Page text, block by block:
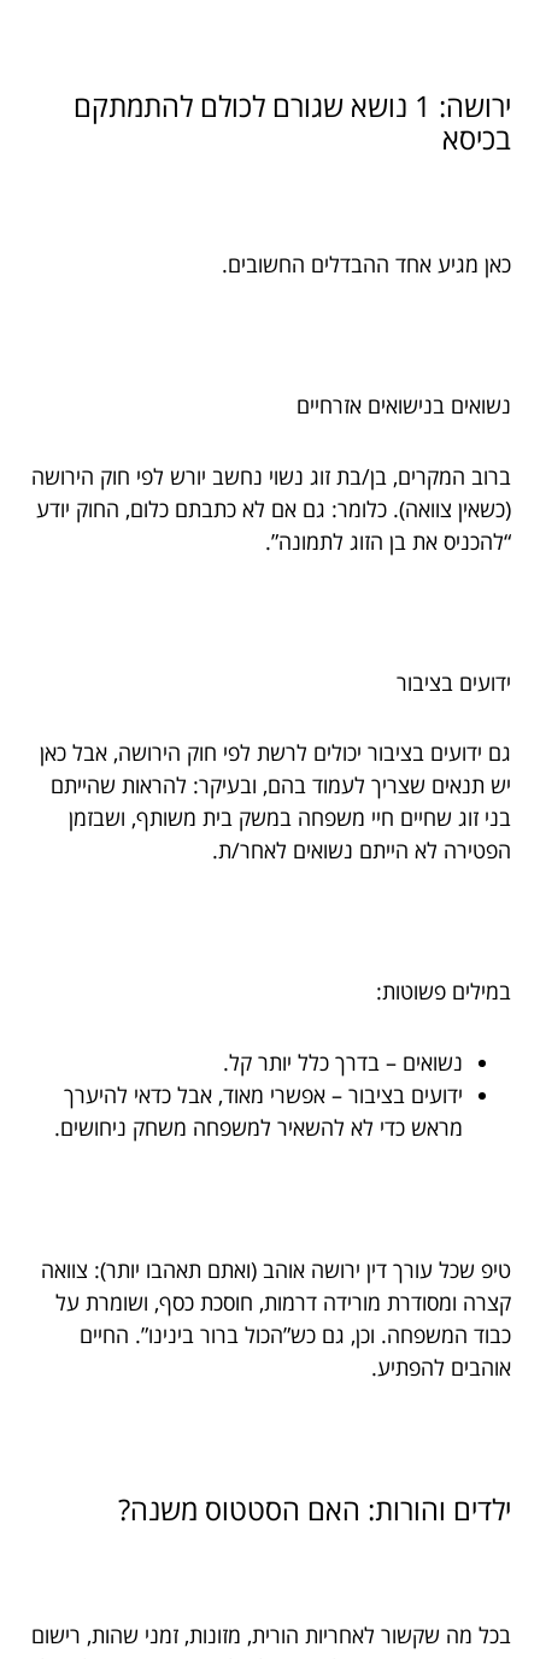
ירושה: 1 נושא שגורם לכולם להתמתקם
בכיסא
כאן מגיע אחד ההבדלים החשובים.
נשואים בנישואים אזרחיים
ברוב המקרים, בן/בת זוג נשוי נחשב יורש לפי חוק הירושה
(כשאין צוואה). כלומר: גם אם לא כתבתם כלום, החוק יודע
“להכניס את בן הזוג לתמונה”.
ידועים בציבור
גם ידועים בציבור יכולים לרשת לפי חוק הירושה, אבל כאן
יש תנאים שצריך לעמוד בהם, ובעיקר: להראות שהייתם
בני זוג שחיים חיי משפחה במשק בית משותף, ושבזמן
הפטירה לא הייתם נשואים לאחר/ת.
במילים פשוטות:
נשואים – בדרך כלל יותר קל.
ידועים בציבור – אפשרי מאוד, אבל כדאי להיערך
מראש כדי לא להשאיר למשפחה משחק ניחושים.
טיפ שכל עורך דין ירושה אוהב (ואתם תאהבו יותר): צוואה
קצרה ומסודרת מורידה דרמות, חוסכת כסף, ושומרת על
כבוד המשפחה. וכן, גם כש”הכול ברור בינינו”. החיים
אוהבים להפתיע.
ילדים והורות: האם הסטטוס משנה?
בכל מה שקשור לאחריות הורית, מזונות, זמני שהות, רישום